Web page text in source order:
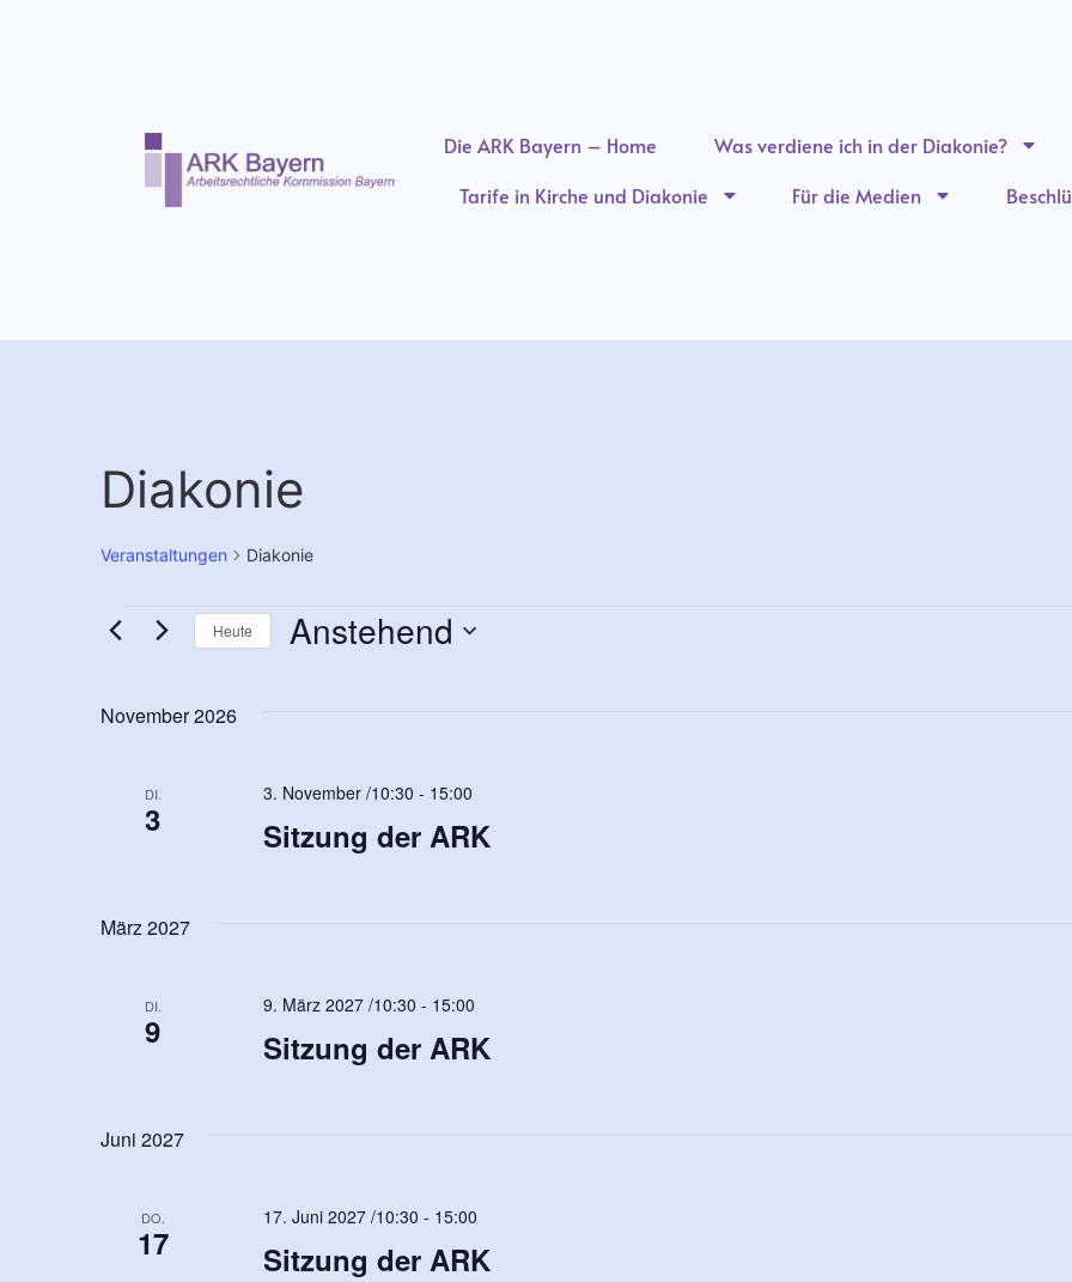
Die ARK Bayern – Home Was verdiene ich in der Diakonie?
Tarife in Kirche und Diakonie
Für die Medien
Diakonie
Veranstaltungen Diakonie
Heute Anstehend
November 2026
DI.
3 Sitzung der ARK
3. November /10:30 - 15:00
März 2027
DI.
9 Sitzung der ARK
9. März 2027 /10:30 - 15:00
Juni 2027
DO.
17 Sitzung der ARK
17. Juni 2027 /10:30 - 15:00